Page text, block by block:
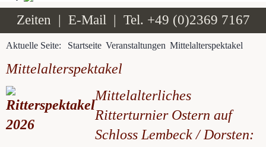
Zeiten | E-Mail | Tel. +49 (0)2369 7167
Aktuelle Seite: Startseite Veranstaltungen Mittelalterspektakel
Mittelalterspektakel
Mittelalterliches
Ritterturnier Ostern auf
Schloss Lembeck / Dorsten: